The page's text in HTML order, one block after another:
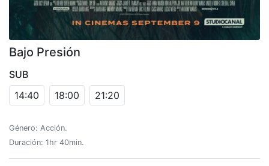
Bajo Presión
SUB
14:40
18:00 21:20
Género: Acción.
Duración: 1hr 40min.